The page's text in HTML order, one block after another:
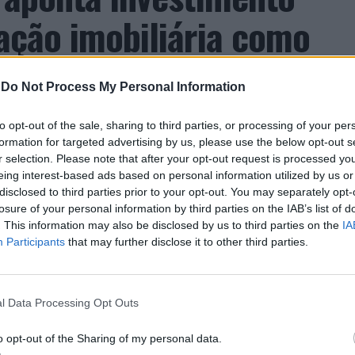
Do Not Process My Personal Information
opt-out of the sale, sharing to third parties, or processing of your
for targeted advertising by us, please use the below opt-out
selection. Please note that after your opt-out request is processed
interest-based ads based on personal information utilized by us
to third parties prior to your opt-out. You may separately
of your personal information by third parties on the IAB’s list of
This information may also be disclosed by us to third parties on the
Participants that may further disclose it to other third parties.
Data Processing Opt Outs
opt-out of the Sharing of my personal data.
imobiliária como
da Beira Interior
defende que a Beira Interior, localizada
período de “forte crescimento económico e
atualmente “condições para atrair novos
e consolidar um modelo de
na inovação e na valorização do território”.
no âmbito de mais uma edição da